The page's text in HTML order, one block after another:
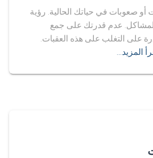
أو صعوبات في حياتك الحالية. رؤية
عدم قدرتك على جمع
على التغلب على هذه العقبات.
المزيد…